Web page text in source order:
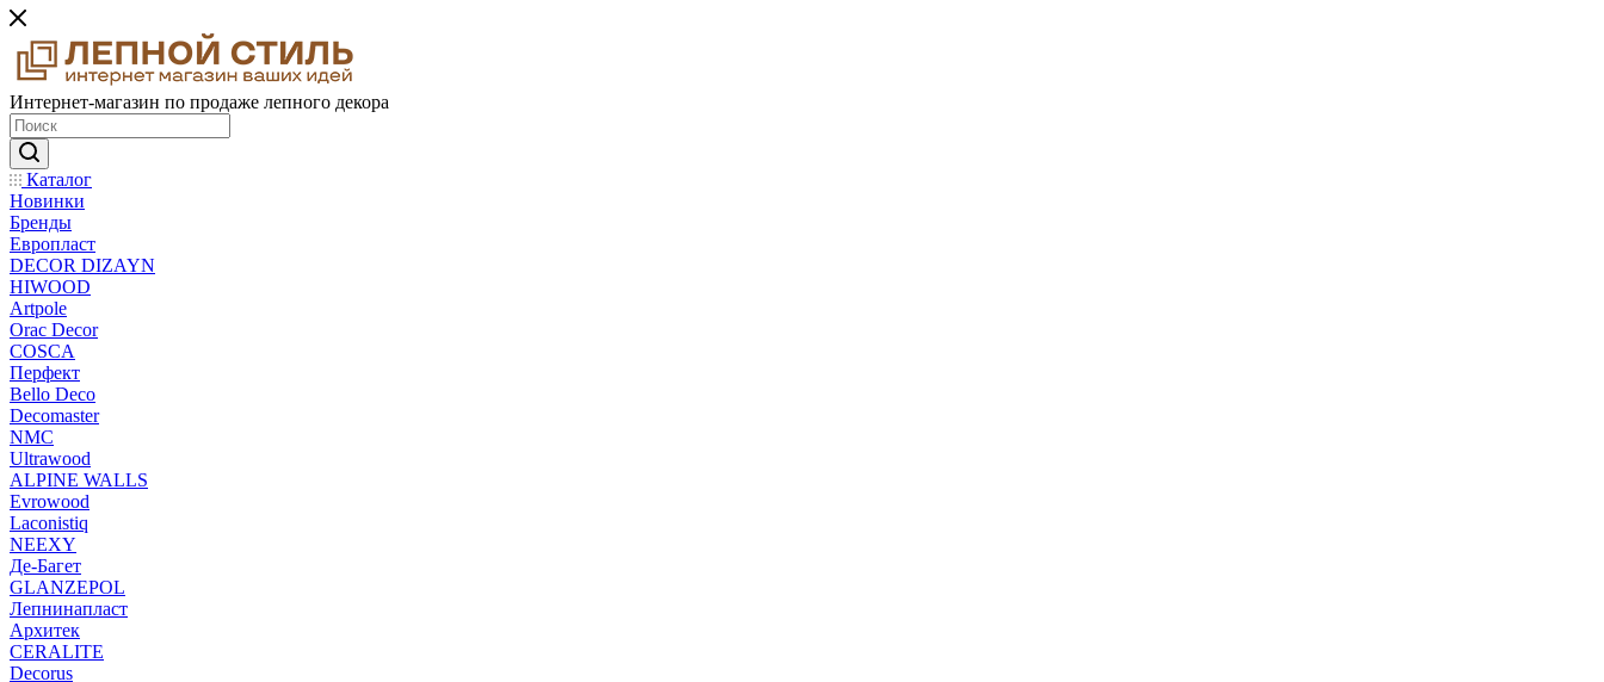
Интернет-магазин по продаже лепного декора
Каталог
Новинки
Бренды
Европласт
DECOR DIZAYN
HIWOOD
Artpole
Orac Decor
COSCA
Перфект
Bello Deco
Decomaster
NMС
Ultrawood
ALPINE WALLS
Evrowood
Laconistiq
NEEXY
Де-Багет
GLANZEPOL
Лепнинапласт
Архитек
CERALITE
Decorus